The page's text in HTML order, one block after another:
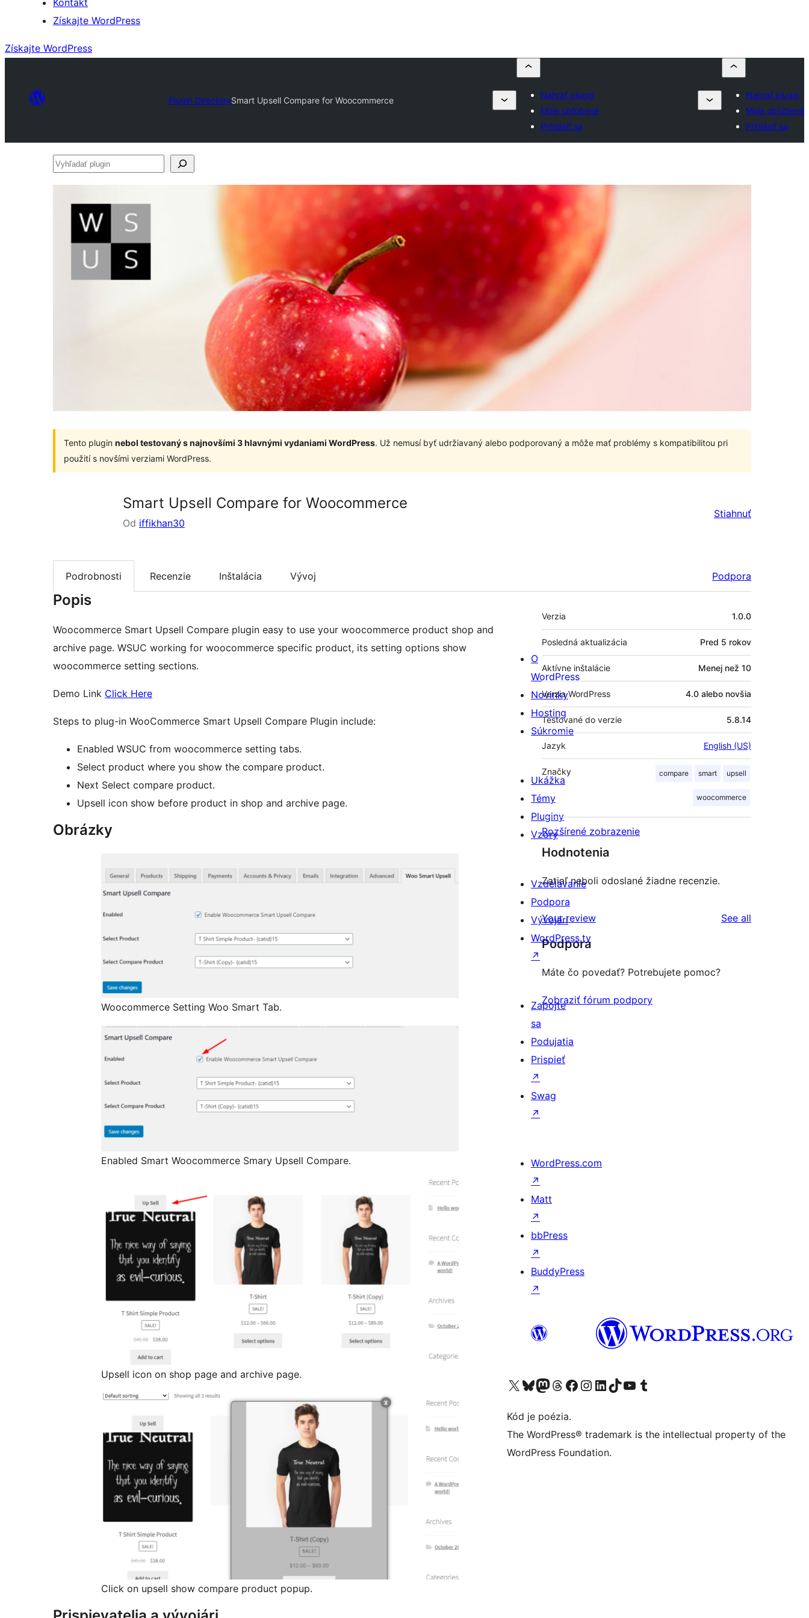
Kontakt
Získajte WordPress
Získajte WordPress
Plugin DirectorySmart Upsell Compare for Woocommerce
Nahrať plugin
Moje obľúbené
Prihlásiť sa
Nahrať plugin
Moje obľúbené
Prihlásiť sa
Vyhľadať
Tento plugin nebol testovaný s najnovšími 3 hlavnými vydaniami WordPress. Už nemusí byť udržiavaný alebo podporovaný a môže mať problémy s kompatibilitou pri
použití s novšími verziami WordPress.
Smart Upsell Compare for Woocommerce
Od iffikhan30
Stiahnuť
Podrobnosti Recenzie Inštalácia Vývoj Podpora
Popis
Woocommerce Smart Upsell Compare plugin easy to use your woocommerce product shop and
archive page. WSUC working for woocommerce specific product, its setting options show
woocommerce setting sections.
Demo Link Click Here
Steps to plug-in WooCommerce Smart Upsell Compare Plugin include:
Enabled WSUC from woocommerce setting tabs.
Select product where you show the compare product.
Next Select compare product.
Upsell icon show before product in shop and archive page.
Obrázky
Woocommerce Setting Woo Smart Tab.
Enabled Smart Woocommerce Smary Upsell Compare.
Upsell icon on shop page and archive page.
Click on upsell show compare product popup.
Meta
Verzia 1.0.0
Posledná aktualizácia Pred 5 rokov
Aktívne inštalácie Menej než 10
Verzia WordPress 4.0 alebo novšia
Testované do verzie 5.8.14
Jazyk English (US)
Značky compare smart upsell
woocommerce
Rozšírené zobrazenie
Hodnotenia
Zatiaľ neboli odoslané žiadne recenzie.
Your review See all
Podpora
Máte čo povedať? Potrebujete pomoc?
Zobraziť fórum podpory
O
WordPress
Novinky
Hosting
Súkromie
Ukážka
Témy
Pluginy
Vzory
Vzdelávanie
Podpora
Vývojári
WordPress.tv
↗
Zapojte
sa
Podujatia
Prispieť
↗
Swag
↗
WordPress.com
↗
Matt
↗
bbPress
↗
BuddyPress
↗
Navštívte náš účet na X (predtým Twitter)
Navštívte náš účet na platforme Bluesky
Navštívte náš účet na Mastodone
Navštívte náš účet na platforme Threads
Navštívte našu stránku na Facebooku
Navštívte náš účet Instagram
Navštívte náš účet LinkedIn
Navštívte náš účet na platforme TikTok
Navštívte náš kanál YouTube
Navštívte náš účet na platforme Tumblr
Kód je poézia.
The WordPress® trademark is the intellectual property of the
WordPress Foundation.